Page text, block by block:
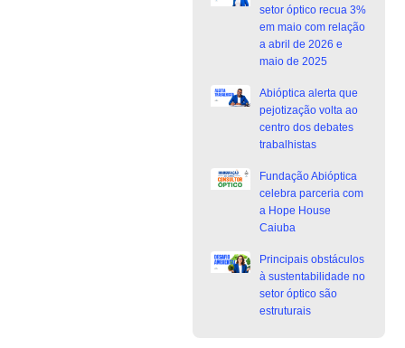
setor óptico recua 3%
em maio com relação
a abril de 2026 e
maio de 2025
Abióptica alerta que
pejotização volta ao
centro dos debates
trabalhistas
Fundação Abióptica
celebra parceria com
a Hope House
Caiuba
Principais obstáculos
à sustentabilidade no
setor óptico são
estruturais